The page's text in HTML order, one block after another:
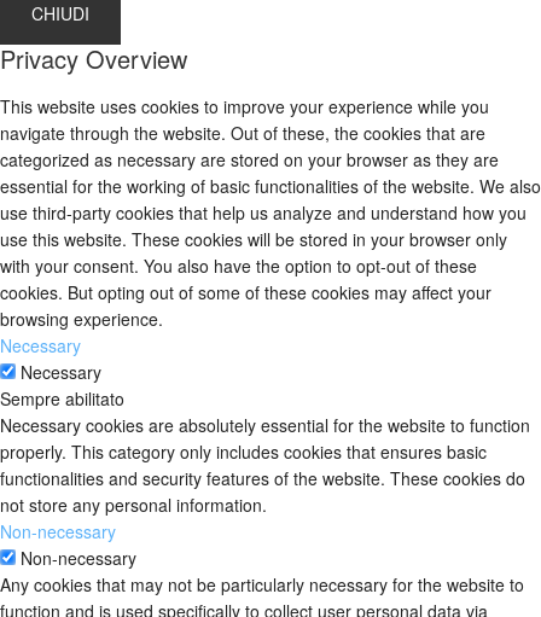
CHIUDI
Privacy Overview
This website uses cookies to improve your experience while you
navigate through the website. Out of these, the cookies that are
categorized as necessary are stored on your browser as they are
essential for the working of basic functionalities of the website. We also
use third-party cookies that help us analyze and understand how you
use this website. These cookies will be stored in your browser only
with your consent. You also have the option to opt-out of these
cookies. But opting out of some of these cookies may affect your
browsing experience.
Necessary
Necessary
Sempre abilitato
Necessary cookies are absolutely essential for the website to function
properly. This category only includes cookies that ensures basic
functionalities and security features of the website. These cookies do
not store any personal information.
Non-necessary
Non-necessary
Any cookies that may not be particularly necessary for the website to
function and is used specifically to collect user personal data via